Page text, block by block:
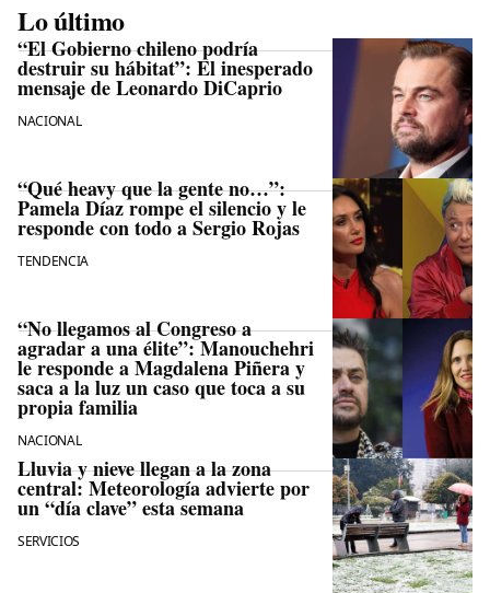
Lo último
“El Gobierno chileno podría
destruir su hábitat”: El inesperado
mensaje de Leonardo DiCaprio
NACIONAL
“Qué heavy que la gente no…”:
Pamela Díaz rompe el silencio y le
responde con todo a Sergio Rojas
TENDENCIA
“No llegamos al Congreso a
agradar a una élite”: Manouchehri
le responde a Magdalena Piñera y
saca a la luz un caso que toca a su
propia familia
NACIONAL
Lluvia y nieve llegan a la zona
central: Meteorología advierte por
un “día clave” esta semana
SERVICIOS